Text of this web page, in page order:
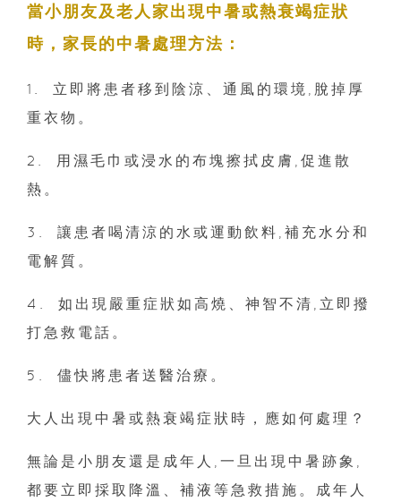
當小朋友及老人家出現中暑或熱衰竭症狀
時，家長的中暑處理方法：
1.⁠ ⁠立即將患者移到陰涼、通風的環境,脫掉厚
重衣物。
2.⁠ ⁠用濕毛巾或浸水的布塊擦拭皮膚,促進散
熱。
3.⁠ ⁠讓患者喝清涼的水或運動飲料,補充水分和
電解質。
4.⁠ ⁠如出現嚴重症狀如高燒、神智不清,立即撥
打急救電話。
5.⁠ ⁠儘快將患者送醫治療。
大人出現中暑或熱衰竭症狀時，應如何處理？
無論是小朋友還是成年人,一旦出現中暑跡象,
都要立即採取降溫、補液等急救措施。成年人